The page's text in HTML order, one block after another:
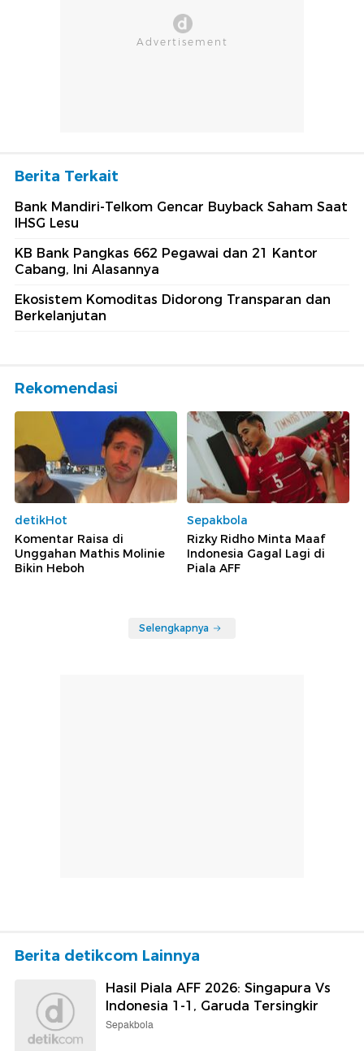
Berita Terkait
Bank Mandiri-Telkom Gencar Buyback Saham Saat
IHSG Lesu
KB Bank Pangkas 662 Pegawai dan 21 Kantor
Cabang, Ini Alasannya
Ekosistem Komoditas Didorong Transparan dan
Berkelanjutan
Rekomendasi
detikHot
Komentar Raisa di
Unggahan Mathis Molinie
Bikin Heboh
Sepakbola
Rizky Ridho Minta Maaf
Indonesia Gagal Lagi di
Piala AFF
Selengkapnya
Berita detikcom Lainnya
Hasil Piala AFF 2026: Singapura Vs
Indonesia 1-1, Garuda Tersingkir
Sepakbola